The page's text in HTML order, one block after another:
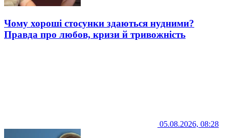
Чому хороші стосунки здаються нудними?
Правда про любов, кризи й тривожність
05.08.2026, 08:28